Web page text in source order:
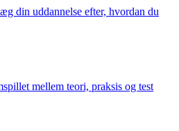
din uddannelse efter, hvordan du
mellem teori, praksis og test